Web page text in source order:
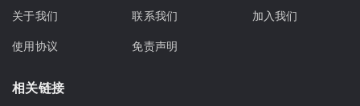
关于我们 联系我们
加入我们
使用协议
免责声明
相关链接